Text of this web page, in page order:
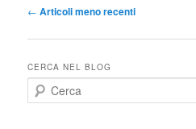
Navigazione
← Articoli meno recenti
CERCA NEL BLOG
e